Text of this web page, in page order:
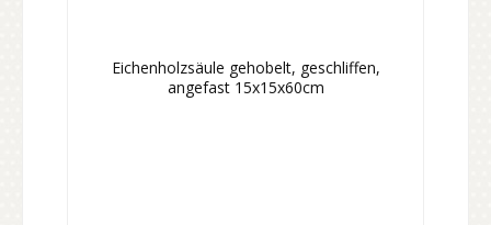
Eichenholzsäule gehobelt, geschliffen,
angefast 15x15x60cm